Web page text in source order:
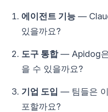
에이전트 기능 —
있을까요?
도구 통합— Apidog은
을 수 있을까요?
기업 도입 — 팀들은
포할까요?